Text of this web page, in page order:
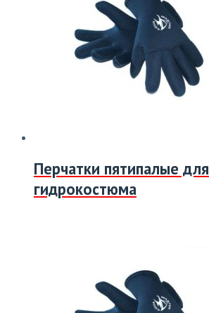
Перчатки пятипалые для
гидрокостюма